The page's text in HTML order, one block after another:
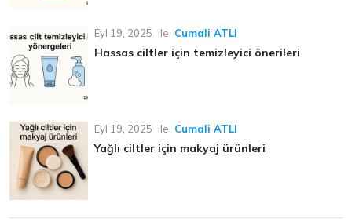
Eyl 19, 2025 ile Cumali ATLI
Hassas ciltler için temizleyici önerileri
Eyl 19, 2025 ile Cumali ATLI
Yağlı ciltler için makyaj ürünleri